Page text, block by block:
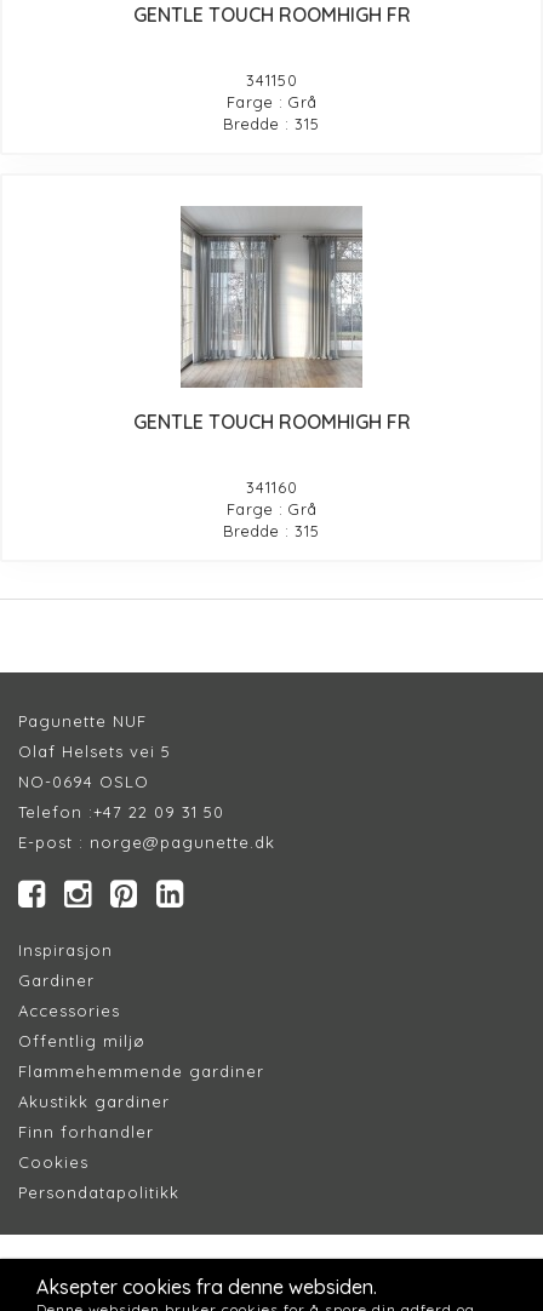
GENTLE TOUCH ROOMHIGH FR
341150
Farge : Grå
Bredde : 315
GENTLE TOUCH ROOMHIGH FR
341160
Farge : Grå
Bredde : 315
Pagunette NUF
Olaf Helsets vei 5
NO-0694 OSLO
Telefon :+47 22 09 31 50
E-post : norge@pagunette.dk
Inspirasjon
Gardiner
Accessories
Offentlig miljø
Flammehemmende gardiner
Akustikk gardiner
Finn forhandler
Cookies
Persondatapolitikk
Aksepter cookies fra denne websiden.